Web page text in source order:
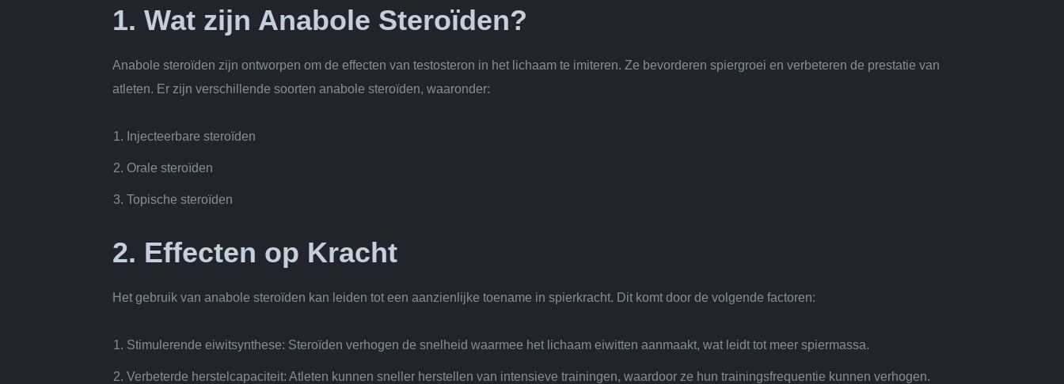
1. Wat zijn Anabole Steroïden?
Anabole steroïden zijn ontworpen om de effecten van testosteron in het lichaam te imiteren. Ze bevorderen spiergroei en verbeteren de prestatie van
atleten. Er zijn verschillende soorten anabole steroïden, waaronder:
Injecteerbare steroïden
Orale steroïden
Topische steroïden
2. Effecten op Kracht
Het gebruik van anabole steroïden kan leiden tot een aanzienlijke toename in spierkracht. Dit komt door de volgende factoren:
Stimulerende eiwitsynthese: Steroïden verhogen de snelheid waarmee het lichaam eiwitten aanmaakt, wat leidt tot meer spiermassa.
Verbeterde herstelcapaciteit: Atleten kunnen sneller herstellen van intensieve trainingen, waardoor ze hun trainingsfrequentie kunnen verhogen.